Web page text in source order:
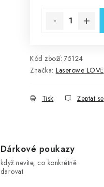
Kód zboží: 75124
Značka: Laserowe LOVE
Tisk Zeptat se
Dárkové poukazy
když nevíte, co konkrétně
darovat